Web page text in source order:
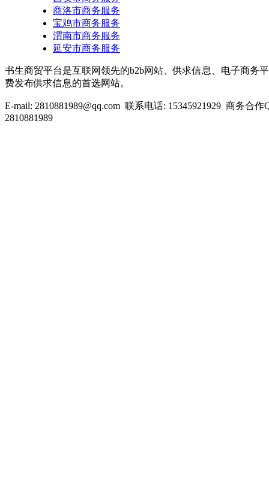
商洛市商务服务
宝鸡市商务服务
渭南市商务服务
延安市商务服务
书生商贸平台是互联网领先的b2b网站、供求信息、电子商务
费发布供求信息的首选网站。
E-mail: 2810881989@qq.com 联系电话: 15345921929 商务合
2810881989